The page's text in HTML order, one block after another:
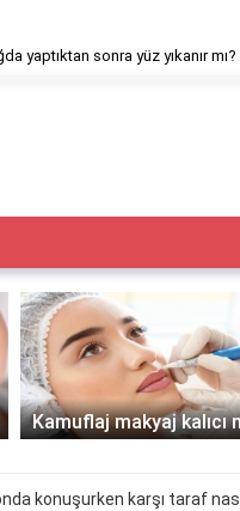
yaptıktan sonra yüz yıkanır mı?
Kamuflaj makyaj kalıcı
konuşurken karşı taraf